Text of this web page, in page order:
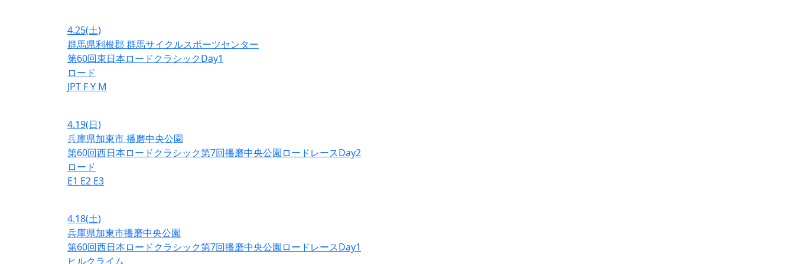
4.25(土)
群馬県利根郡 群馬サイクルスポーツセンター
第60回東日本ロードクラシックDay1
ロード
JPT FY M
4.19(日)
兵庫県加東市 播磨中央公園
第60回西日本ロードクラシック第7回播磨中央公園ロードレースDay2
ロード
E1 E2 E3
4.18(土)
兵庫県加東市播磨中央公園
第60回西日本ロードクラシック第7回播磨中央公園ロードレースDay1
ヒルクライム